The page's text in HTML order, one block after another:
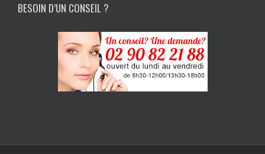
BESOIN D’UN CONSEIL ?